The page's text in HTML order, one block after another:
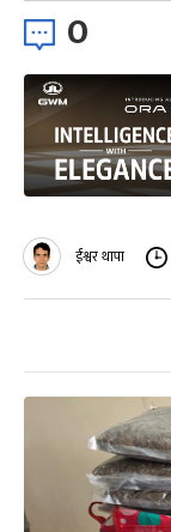
0
ईश्वर थापा